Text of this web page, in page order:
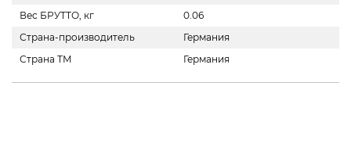
Вес БРУТТО, кг
0.06
Страна-производитель
Германия
Страна ТМ
Германия